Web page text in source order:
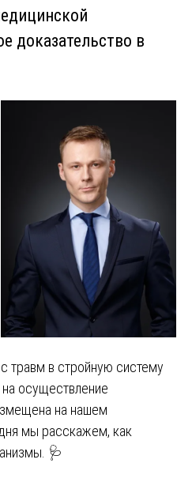
доказательство в
травм в стройную систему
осуществление
на нашем
мы расскажем, как
🩺